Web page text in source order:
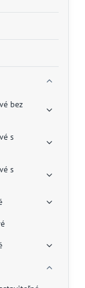
bez
s
s